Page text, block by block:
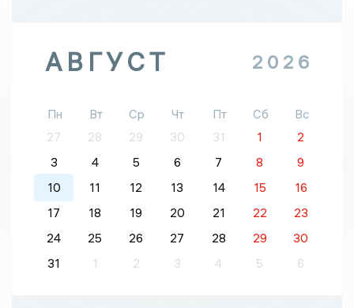
АВГУСТ 2026
Пн Вт Ср Чт Пт Сб
Вс
27
28 29 30 31 1
2
3
4 5 6 7 8
9
10
11 12 13 14 15
16
17
18 19 20 21 22
23
24
25 26 27 28 29
30
31
1 2 3 4 5 6